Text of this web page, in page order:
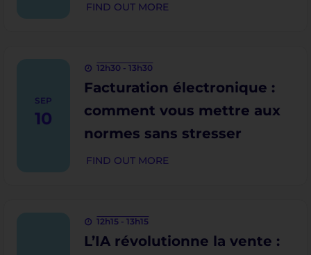
FIND OUT MORE
SEP
10
12h30 - 13h30
Facturation électronique :
comment vous mettre aux
normes sans stresser
FIND OUT MORE
12h15 - 13h15
L’IA révolutionne la vente :